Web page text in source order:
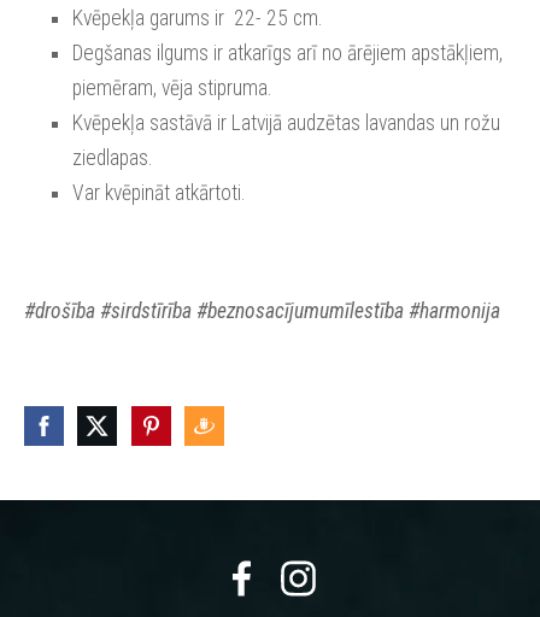
Kvēpekļa garums ir  22- 25 cm.
Degšanas ilgums ir atkarīgs arī no ārējiem apstākļiem,
piemēram, vēja stipruma.
Kvēpekļa sastāvā ir Latvijā audzētas lavandas un rožu
ziedlapas.
Var kvēpināt atkārtoti.
#drošība #sirdstīrība #beznosacījumumīlestība #harmonija